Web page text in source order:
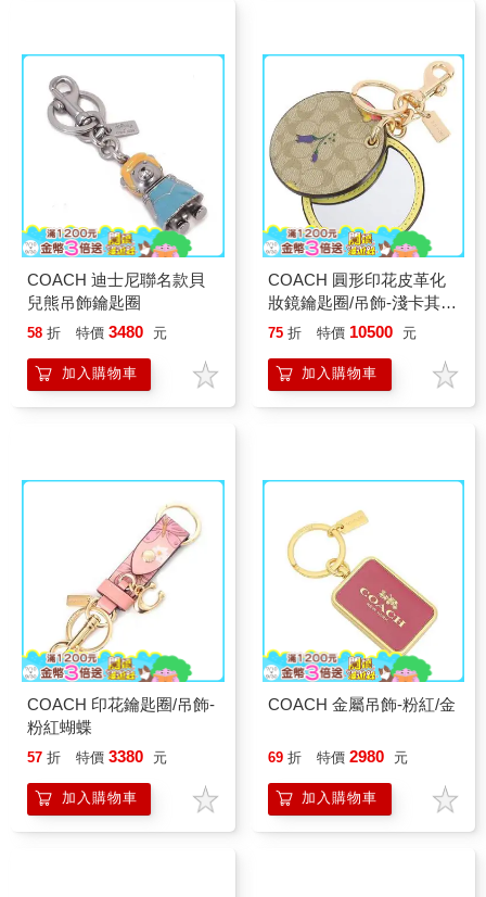
COACH 迪士尼聯名款貝
兒熊吊飾鑰匙圈
58 折 特價 3480 元
加入購物車
COACH 圓形印花皮革化
妝鏡鑰匙圈/吊飾-淺卡其淺
黃小花
75 折 特價 10500 元
加入購物車
COACH 印花鑰匙圈/吊飾-
粉紅蝴蝶
57 折 特價 3380 元
加入購物車
COACH 金屬吊飾-粉紅/金
69 折 特價 2980 元
加入購物車